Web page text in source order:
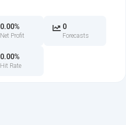
0.00%
Net Profit
0
Forecasts
0.00%
Hit Rate